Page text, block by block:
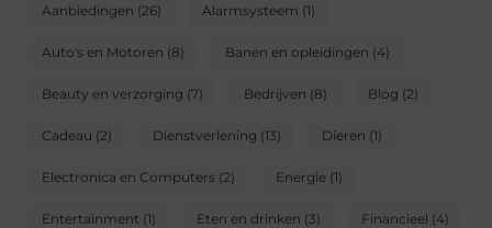
Aanbiedingen (26) Alarmsysteem (1)
Auto's en Motoren (8) Banen en opleidingen (4)
Beauty en verzorging (7) Bedrijven (8) Blog (2)
Cadeau (2) Dienstverlening (13) Dieren (1)
Electronica en Computers (2) Energie (1)
Entertainment (1) Eten en drinken (3) Financieel (4)